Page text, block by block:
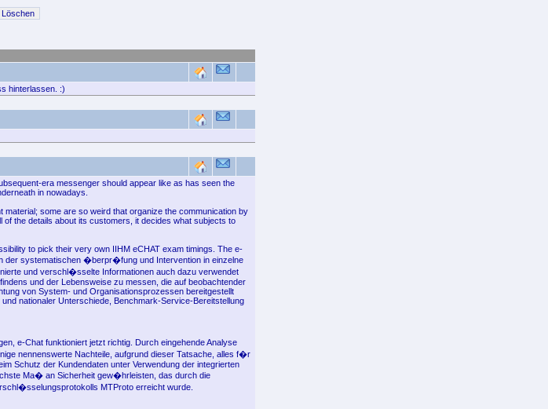
hinterlassen. :)
era messenger should appear like as has seen the
in nowadays.
some are so weird that organize the communication by
the details about its customers, it decides what subjects to
to pick their very own IIHM eCHAT exam timings. The e-
der systematischen �berpr�fung und Intervention in einzelne
und verschl�sselte Informationen auch dazu verwendet
und der Lebensweise zu messen, die auf beobachtender
von System- und Organisationsprozessen bereitgestellt
nationaler Unterschiede, Benchmark-Service-Bereitstellung
e-Chat funktioniert jetzt richtig. Durch eingehende Analyse
nennenswerte Nachteile, aufgrund dieser Tatsache, alles f�r
Schutz der Kundendaten unter Verwendung der integrierten
Ma� an Sicherheit gew�hrleisten, das durch die
MTProto erreicht wurde.